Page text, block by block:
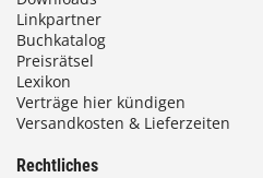
Linkpartner
Buchkatalog
Preisrätsel
Lexikon
Verträge hier kündigen
Versandkosten & Lieferzeiten
Rechtliches